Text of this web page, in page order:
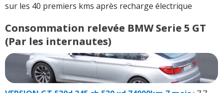
sur les 40 premiers kms après recharge électrique
Consommation relevée BMW Serie 5 GT
(Par les internautes)